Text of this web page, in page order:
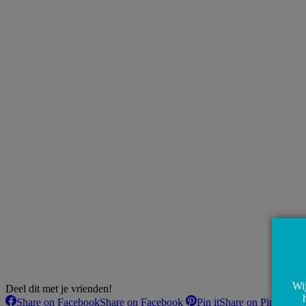
Deel dit met je vrienden!
Share on FacebookShare on Facebook Pin itShare on Pinterest